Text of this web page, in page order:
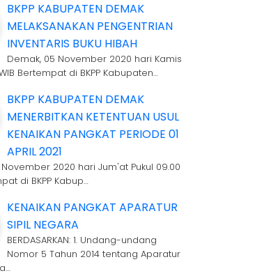
BKPP KABUPATEN DEMAK
MELAKSANAKAN PENGENTRIAN
INVENTARIS BUKU HIBAH
Demak, 05 November 2020 hari Kamis
Bertempat di BKPP Kabupaten…
BKPP KABUPATEN DEMAK
MENERBITKAN KETENTUAN USUL
KENAIKAN PANGKAT PERIODE 01
APRIL 2021
2020 hari Jum'at Pukul 09.00
di BKPP Kabup…
KENAIKAN PANGKAT APARATUR
SIPIL NEGARA
BERDASARKAN: 1. Undang-undang
Nomor 5 Tahun 2014 tentang Aparatur